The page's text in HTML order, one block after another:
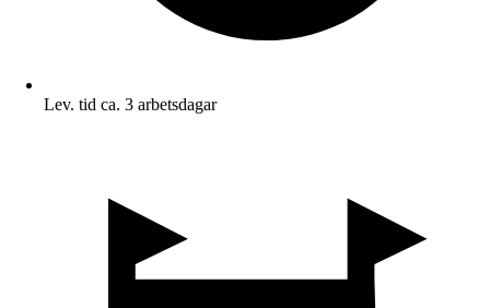
Lev. tid ca. 3 arbetsdagar